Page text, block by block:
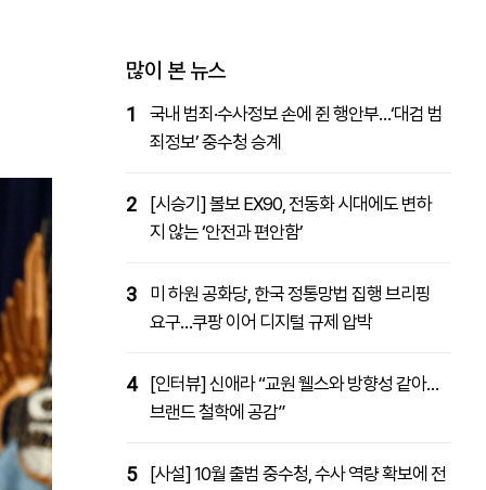
많이 본 뉴스
1
국내 범죄·수사정보 손에 쥔 행안부…‘대검 범
죄정보’ 중수청 승계
2
[시승기] 볼보 EX90, 전동화 시대에도 변하
지 않는 ‘안전과 편안함’
3
미 하원 공화당, 한국 정통망법 집행 브리핑
요구…쿠팡 이어 디지털 규제 압박
4
[인터뷰] 신애라 “교원 웰스와 방향성 같아…
브랜드 철학에 공감”
5
[사설] 10월 출범 중수청, 수사 역량 확보에 전